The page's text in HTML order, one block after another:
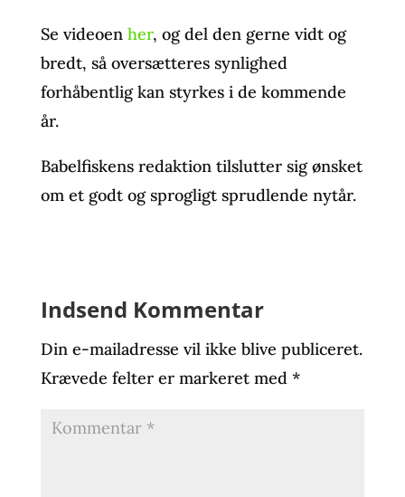
Se videoen her, og del den gerne vidt og
bredt, så oversætteres synlighed
forhåbentlig kan styrkes i de kommende
år.
Babelfiskens redaktion tilslutter sig ønsket
om et godt og sprogligt sprudlende nytår.
Indsend Kommentar
Din e-mailadresse vil ikke blive publiceret.
Krævede felter er markeret med *